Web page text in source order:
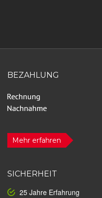
BEZAHLUNG
Mehr erfahren
SICHERHEIT
25 Jahre Erfahrung